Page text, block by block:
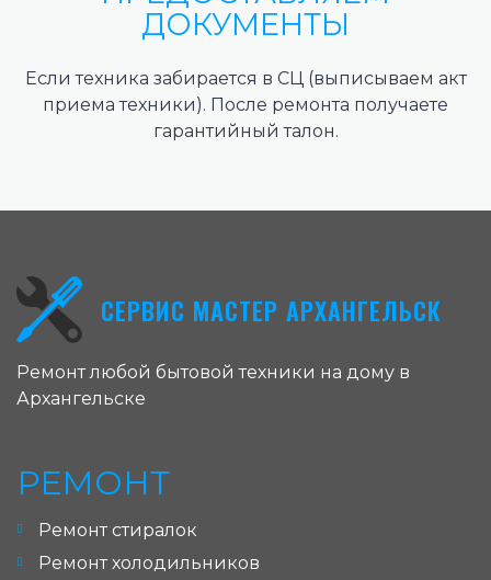
ДОКУМЕНТЫ
Если техника забирается в СЦ (выписываем акт
приема техники). После ремонта получаете
гарантийный талон.
СЕРВИС МАСТЕР АРХАНГЕЛЬСК
Ремонт любой бытовой техники на дому в
Архангельске
РЕМОНТ
Ремонт стиралок
Ремонт холодильников